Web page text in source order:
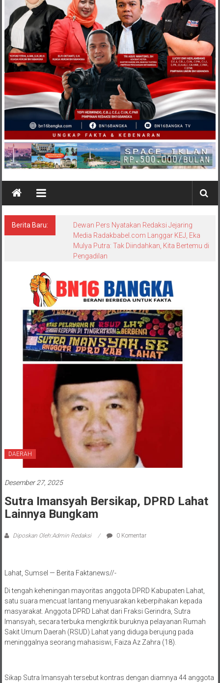
Berita Baru:
Dewan Pers Nyatakan Redaksi Jejaring
Media Radakbabel.com Langgar KEJ, Eka
Mulya Putra: Tak Diindahkan, Kita Bertemu di
Pengadilan
DAERAH
Desember 27, 2025
Sutra Imansyah Bersikap, DPRD Lahat
Lainnya Bungkam
Diposkan Oleh:Admin Redaksi 0 Komentar
Lahat, Sumsel — Berita Faktanews//-
Di tengah keheningan mayoritas anggota DPRD Kabupaten Lahat,
satu suara mencuat lantang menyuarakan keberpihakan kepada
masyarakat. Anggota DPRD Lahat dari Fraksi Gerindra, Sutra
Imansyah, secara terbuka mengkritik buruknya pelayanan Rumah
Sakit Umum Daerah (RSUD) Lahat yang diduga berujung pada
meninggalnya seorang mahasiswi, Faiza Az Zahra (18).
Sikap Sutra Imansyah tersebut kontras dengan diamnya 44 anggota